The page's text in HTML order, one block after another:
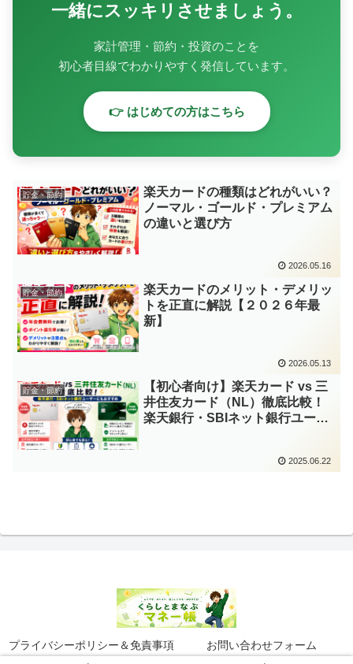
一緒にスッキリさせましょう。
家計管理・節約・投資のことを
初心者目線でわかりやすく発信しています。
👉 はじめての方はこちら
貯金・節約
楽天カードの種類はどれがいい？
ノーマル・ゴールド・プレミアム
の違いと選び方
2026.05.16
貯金・節約
楽天カードのメリット・デメリッ
トを正直に解説【２０２６年最
新】
2026.05.13
貯金・節約
【初心者向け】楽天カード vs 三
井住友カード（NL）徹底比較！
楽天銀行・SBIネット銀行ユーザ
2025.06.22
プライバシーポリシー＆免責事項 お問い合わせフォーム